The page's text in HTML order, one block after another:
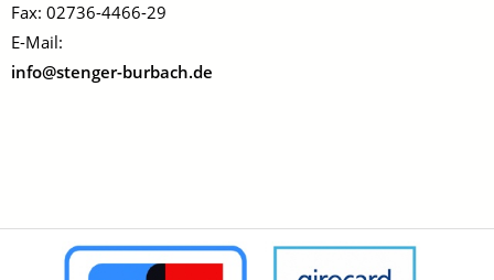
Fax: 02736-4466-29
E-Mail:
info@stenger-burbach.de